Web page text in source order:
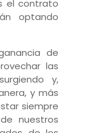
el contrato
optando
de
las
y,
y más
siempre
nuestros